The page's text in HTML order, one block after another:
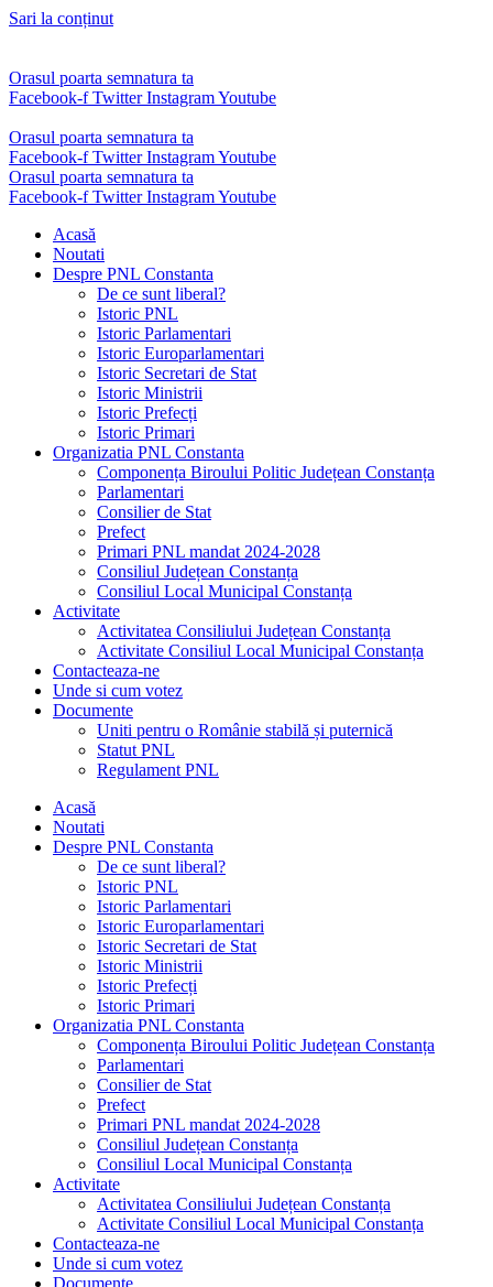
Sari la conținut
Orasul poarta semnatura ta
Facebook-f Twitter InstagramYoutube
Orasul poarta semnatura ta
Facebook-f Twitter InstagramYoutube
Orasul poarta semnatura ta
Facebook-f Twitter InstagramYoutube
Acasă
Noutati
Despre PNL Constanta
De ce sunt liberal?
Istoric PNL
Istoric Parlamentari
Istoric Europarlamentari
Istoric Secretari de Stat
Istoric Ministrii
Istoric Prefecți
Istoric Primari
Organizatia PNL Constanta
Componența Biroului Politic Județean Constanța
Parlamentari
Consilier de Stat
Prefect
Primari PNL mandat 2024-2028
Consiliul Județean Constanța
Consiliul Local Municipal Constanța
Activitate
Activitatea Consiliului Județean Constanța
Activitate Consiliul Local Municipal Constanța
Contacteaza-ne
Unde si cum votez
Documente
Uniti pentru o Românie stabilă și puternică
Statut PNL
Regulament PNL
Acasă
Noutati
Despre PNL Constanta
De ce sunt liberal?
Istoric PNL
Istoric Parlamentari
Istoric Europarlamentari
Istoric Secretari de Stat
Istoric Ministrii
Istoric Prefecți
Istoric Primari
Organizatia PNL Constanta
Componența Biroului Politic Județean Constanța
Parlamentari
Consilier de Stat
Prefect
Primari PNL mandat 2024-2028
Consiliul Județean Constanța
Consiliul Local Municipal Constanța
Activitate
Activitatea Consiliului Județean Constanța
Activitate Consiliul Local Municipal Constanța
Contacteaza-ne
Unde si cum votez
Documente